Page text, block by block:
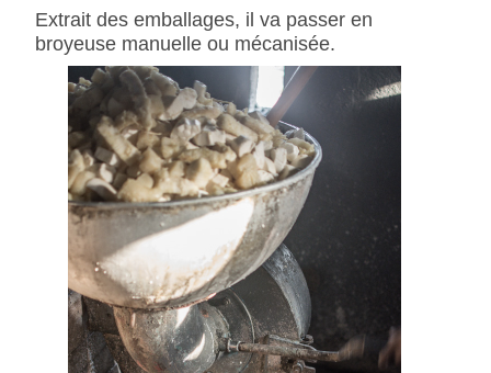
Extrait des emballages, il va passer en
broyeuse manuelle ou mécanisée.